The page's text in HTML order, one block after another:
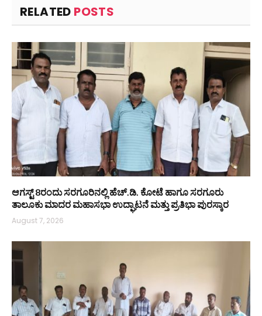
RELATED POSTS
ಆಗಸ್ಟ್ 8ರಂದು ಸರಗೂರಿನಲ್ಲಿ ಹೆಚ್.ಡಿ. ಕೋಟೆ ಹಾಗೂ ಸರಗೂರು
ತಾಲೂಕು ಮಾದರ ಮಹಾಸಭಾ ಉದ್ಘಾಟನೆ ಮತ್ತು ಪ್ರತಿಭಾ ಪುರಸ್ಕಾರ
August 7, 2026